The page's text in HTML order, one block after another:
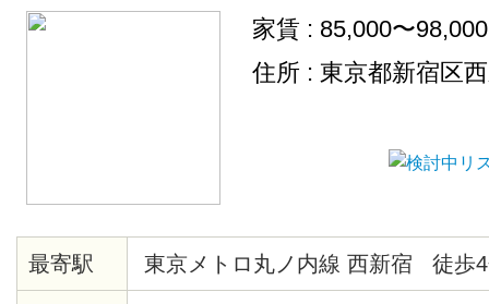
家賃 : 85,000〜
住所 : 東京都新宿区
最寄駅 東京メトロ丸ノ内線 西新宿 徒歩